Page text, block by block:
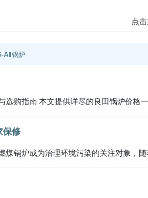
点
AⅡ锅炉
选购指南 本文提供详尽的良田锅炉价格
保修
煤锅炉成为治理环境污染的关注对象，